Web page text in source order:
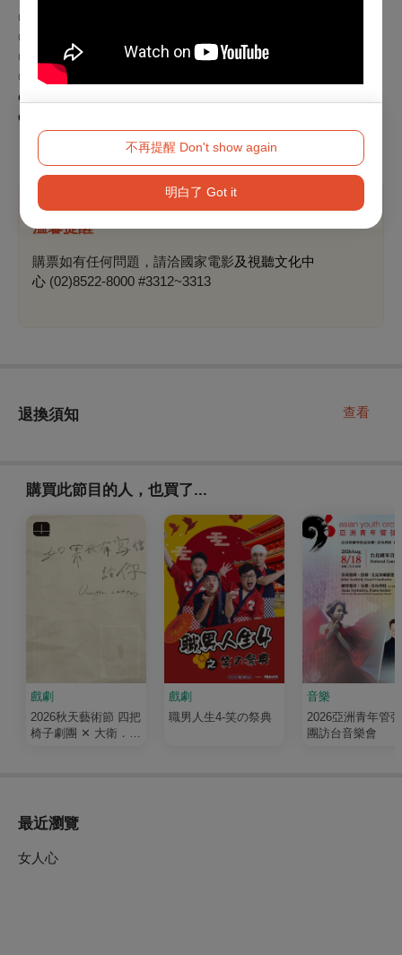
不再提醒 Don't show again
明白了 Got it
◎ General: NTD 220/Ticket
◎ TFAI Member or Student: NTD 180/Ticket
◎ Child or Senior Citizen: NTD 110/Ticket
◎ Person with Disability: Free tickets available for the TFAI
organized screenings, please call (02)8522-8000 for more
detail.
溫馨提醒
購票如有任何問題，請洽國家電影及視聽文化中
心 (02)8522-8000 #3312~3313
退換須知 查看
購買此節目的人，也買了...
戲劇
2026秋天藝術節 四把
椅子劇團 ✕ 大衛．吉
戲劇
職男人生4-笑の祭典
音樂
2026亞洲青年管
團訪台音樂會
最近瀏覽
女人心